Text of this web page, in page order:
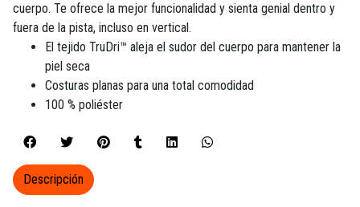
cuerpo. Te ofrece la mejor funcionalidad y sienta genial dentro y
fuera de la pista, incluso en vertical.
El tejido TruDri™ aleja el sudor del cuerpo para mantener la
piel seca
Costuras planas para una total comodidad
100 % poliéster
Descripción